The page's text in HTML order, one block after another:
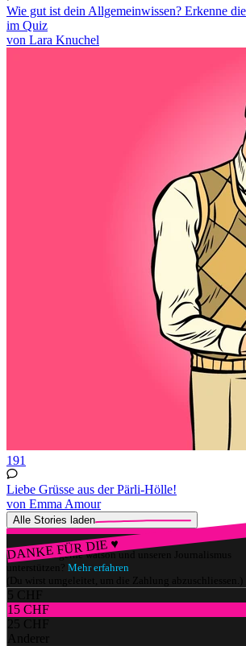
Wie gut ist dein Allgemeinwissen? Erkenne
im Quiz
von Lara Knuchel
191
Liebe Grüsse aus der Pärli-Hölle!
von Emma Amour
Alle Stories laden
DANKE FÜR DIE ♥
Würdest du gerne watson und unseren Journalismus
unterstützen? Mehr erfahren
(Du wirst umgeleitet, um die Zahlung abzuschliessen.)
5 CHF
15 CHF
25 CHF
Anderer